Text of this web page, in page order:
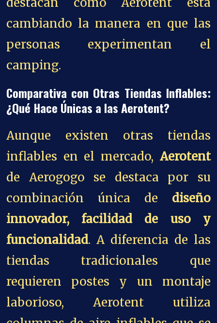
cambiando la manera en que las
personas experimentan el
camping.
Comparativa con Otras Tiendas Inflables:
¿Qué Hace Únicas a las Aerotent?
Aunque existen otras tiendas
inflables en el mercado, Aerotent
de Aerogogo se destaca por su
combinación única de diseño
innovador, facilidad de uso y
funcionalidad. A diferencia de las
tiendas tradicionales que
requieren postes y un montaje
laborioso, Aerotent utiliza